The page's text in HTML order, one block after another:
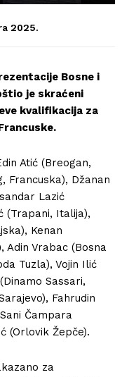
2025.
Bosne i
je skraćeni
kvalifikacija za
Atić (Breogan,
Francuska), Džanan
Lazić
(Trapani, Italija),
Kenan
Adin Vrabac (Bosna
Tuzla), Vojin Ilić
Sassari,
Fahrudin
Čampara
(Orlovik Žepče).
za